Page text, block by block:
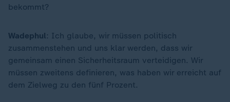
bekommt?
Wadephul: Ich glaube, wir müssen politisch
zusammenstehen und uns klar werden, dass wir
gemeinsam einen Sicherheitsraum verteidigen. Wir
müssen zweitens definieren, was haben wir erreicht auf
dem Zielweg zu den fünf Prozent.